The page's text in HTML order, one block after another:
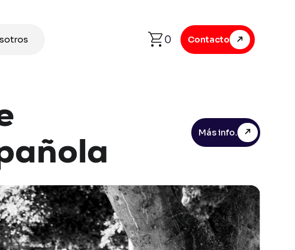
0 Contacto
Más info.